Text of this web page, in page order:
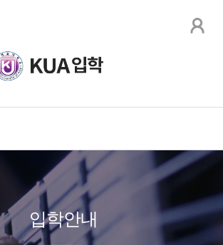
입학안내